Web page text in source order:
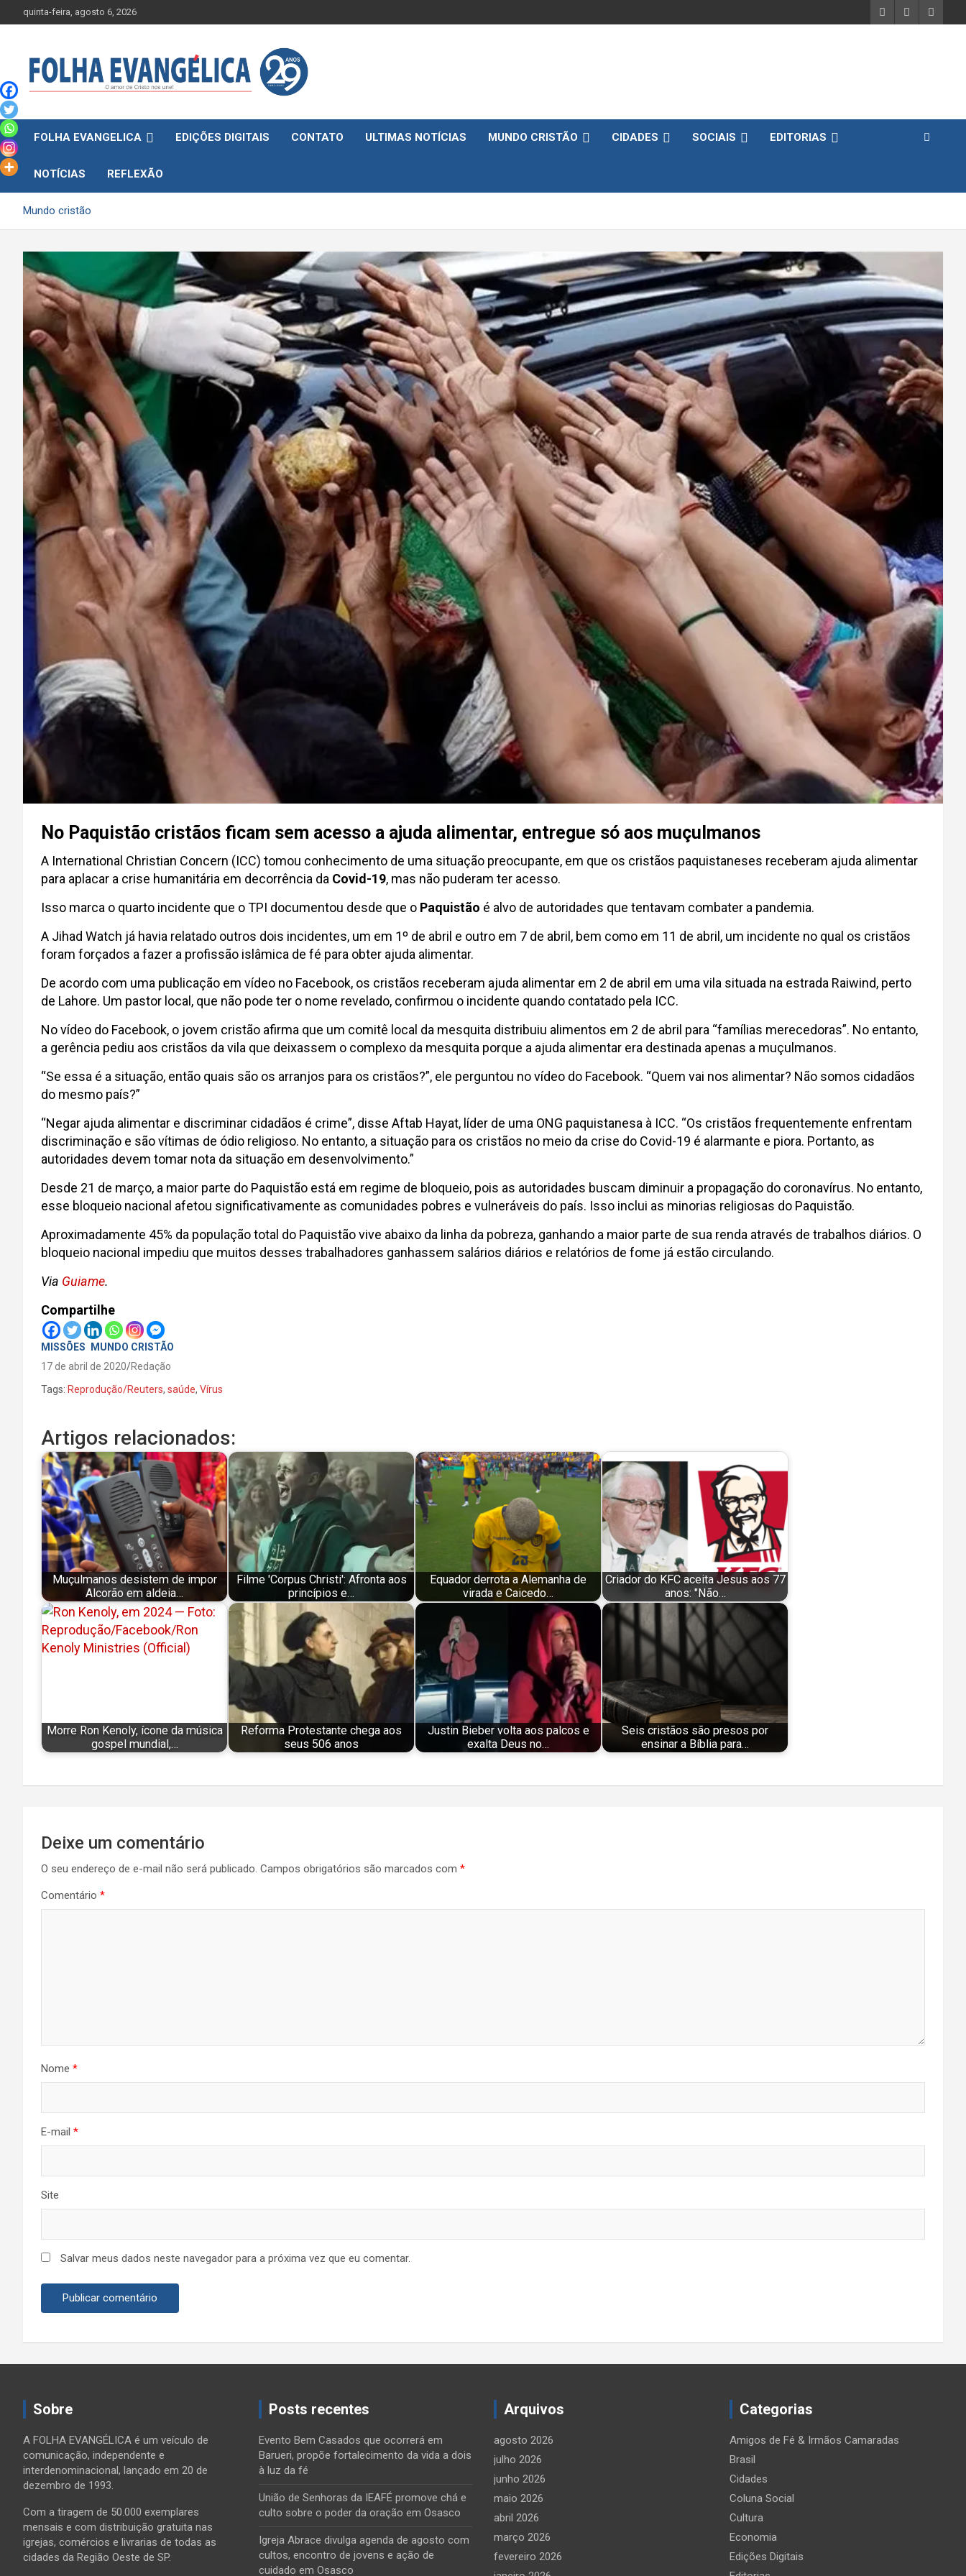
to
quinta-feira, agosto 6, 2026
FOLHA EVANGELICA EDIÇÕES DIGITAIS CONTATO ULTIMAS NOTÍCIAS MUNDO CRISTÃO CIDADES SOCIAIS EDITORIAS
NOTÍCIAS REFLEXÃO
Mundo cristão
No Paquistão cristãos ficam sem acesso a ajuda alimentar, entregue só aos muçulmanos
A International Christian Concern (ICC) tomou conhecimento de uma situação preocupante, em que os cristãos paquistaneses receberam ajuda alimentar
para aplacar a crise humanitária em decorrência da Covid-19, mas não puderam ter acesso.
Isso marca o quarto incidente que o TPI documentou desde que o Paquistão é alvo de autoridades que tentavam combater a pandemia.
A Jihad Watch já havia relatado outros dois incidentes, um em 1º de abril e outro em 7 de abril, bem como em 11 de abril, um incidente no qual os cristãos
foram forçados a fazer a profissão islâmica de fé para obter ajuda alimentar.
De acordo com uma publicação em vídeo no Facebook, os cristãos receberam ajuda alimentar em 2 de abril em uma vila situada na estrada Raiwind, perto
de Lahore. Um pastor local, que não pode ter o nome revelado, confirmou o incidente quando contatado pela ICC.
No vídeo do Facebook, o jovem cristão afirma que um comitê local da mesquita distribuiu alimentos em 2 de abril para “famílias merecedoras”. No entanto,
a gerência pediu aos cristãos da vila que deixassem o complexo da mesquita porque a ajuda alimentar era destinada apenas a muçulmanos.
“Se essa é a situação, então quais são os arranjos para os cristãos?”, ele perguntou no vídeo do Facebook. “Quem vai nos alimentar? Não somos cidadãos
do mesmo país?”
“Negar ajuda alimentar e discriminar cidadãos é crime”, disse Aftab Hayat, líder de uma ONG paquistanesa à ICC. “Os cristãos frequentemente enfrentam
discriminação e são vítimas de ódio religioso. No entanto, a situação para os cristãos no meio da crise do Covid-19 é alarmante e piora. Portanto, as
autoridades devem tomar nota da situação em desenvolvimento.”
Desde 21 de março, a maior parte do Paquistão está em regime de bloqueio, pois as autoridades buscam diminuir a propagação do coronavírus. No entanto,
esse bloqueio nacional afetou significativamente as comunidades pobres e vulneráveis ​​do país. Isso inclui as minorias religiosas do Paquistão.
Aproximadamente 45% da população total do Paquistão vive abaixo da linha da pobreza, ganhando a maior parte de sua renda através de trabalhos diários. O
bloqueio nacional impediu que muitos desses trabalhadores ganhassem salários diários e relatórios de fome já estão circulando.
Via Guiame.
Compartilhe
MISSÕES
MUNDO CRISTÃO
17 de abril de 2020 Redação
Tags: Reprodução/Reuters, saúde, Vírus
Artigos relacionados:
Muçulmanos desistem de impor
Alcorão em aldeia…
Filme 'Corpus Christi': Afronta aos
princípios e…
Equador derrota a Alemanha de
virada e Caicedo…
Criador do KFC aceita Jesus aos 77
anos: "Não…
Morre Ron Kenoly, ícone da música
gospel mundial,…
Reforma Protestante chega aos
seus 506 anos
Justin Bieber volta aos palcos e
exalta Deus no…
Seis cristãos são presos por
ensinar a Bíblia para…
de
Post
Deixe um comentário
O seu endereço de e-mail não será publicado. Campos obrigatórios são marcados com *
Comentário *
Nome *
E-mail *
Site
Salvar meus dados neste navegador para a próxima vez que eu comentar.
Sobre
A FOLHA EVANGÉLICA é um veículo de
comunicação, independente e
interdenominacional, lançado em 20 de
dezembro de 1993.
Com a tiragem de 50.000 exemplares
mensais e com distribuição gratuita nas
igrejas, comércios e livrarias de todas as
cidades da Região Oeste de SP.
Posts recentes
Evento Bem Casados que ocorrerá em
Barueri, propõe fortalecimento da vida a dois
à luz da fé
União de Senhoras da IEAFÉ promove chá e
culto sobre o poder da oração em Osasco
Igreja Abrace divulga agenda de agosto com
cultos, encontro de jovens e ação de
cuidado em Osasco
Arquivos
agosto 2026
julho 2026
junho 2026
maio 2026
abril 2026
março 2026
fevereiro 2026
Categorias
Amigos de Fé & Irmãos Camaradas
Brasil
Cidades
Coluna Social
Cultura
Economia
Edições Digitais